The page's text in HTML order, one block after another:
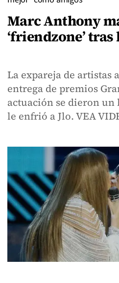
Marc Anthony
‘friendzone’ tras
La expareja de artistas
entrega de premios
actuación se dieron un
le enfrió a Jlo. VEA